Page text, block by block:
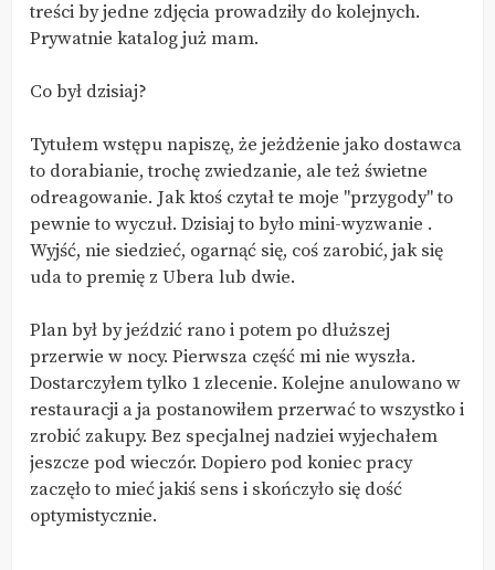
treści by jedne zdjęcia prowadziły do kolejnych.
Prywatnie katalog już mam.
Co był dzisiaj?
Tytułem wstępu napiszę, że jeżdżenie jako dostawca
to dorabianie, trochę zwiedzanie, ale też świetne
odreagowanie. Jak ktoś czytał te moje "przygody" to
pewnie to wyczuł. Dzisiaj to było mini-wyzwanie .
Wyjść, nie siedzieć, ogarnąć się, coś zarobić, jak się
uda to premię z Ubera lub dwie.
Plan był by jeździć rano i potem po dłuższej
przerwie w nocy. Pierwsza część mi nie wyszła.
Dostarczyłem tylko 1 zlecenie. Kolejne anulowano w
restauracji a ja postanowiłem przerwać to wszystko i
zrobić zakupy. Bez specjalnej nadziei wyjechałem
jeszcze pod wieczór. Dopiero pod koniec pracy
zaczęło to mieć jakiś sens i skończyło się dość
optymistycznie.